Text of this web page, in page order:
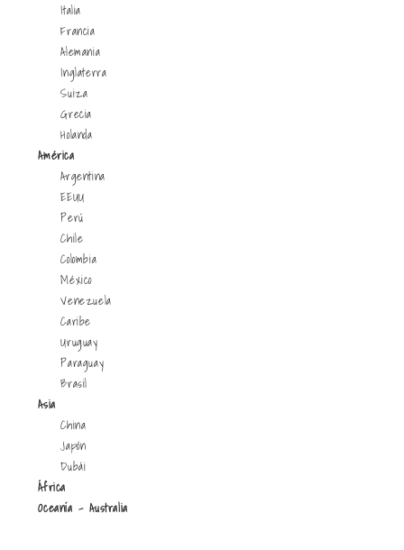
Italia
Francia
Alemania
Inglaterra
Suiza
Grecia
Holanda
América
Argentina
EEUU
Perú
Chile
Colombia
México
Venezuela
Caribe
Uruguay
Paraguay
Brasil
Asia
China
Japón
Dubái
África
Oceanía - Australia